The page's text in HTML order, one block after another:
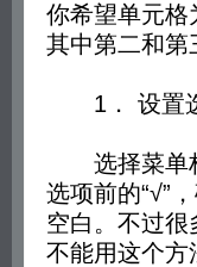
你希望单元格
其中第二和第
1． 设置
选择菜单栏
选项前的“√”
空白。不过
不能用这个方